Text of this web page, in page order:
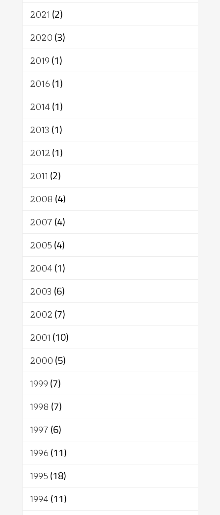
อัตถะ
เทวดา
2021 (2)
2020(3)
2019(1)
2016(1)
2014(1)
2013 (1)
2012(1)
2011 (2)
2008 (4)
2007(4)
2005(4)
2004(1)
2003 (6)
2002(7)
2001 (10)
2000(5)
1999(7)
1998 (7)
1997(6)
1996(11)
1995(18)
1994(11)